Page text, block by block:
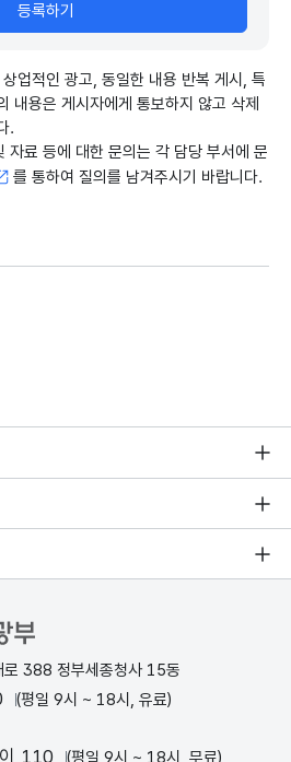
등록하기
업적인 광고, 동일한 내용 반복 게시, 특
내용은 게시자에게 통보하지 않고 삭제
.
자료 등에 대한 문의는 각 담당 부서에 문
를 통하여 질의를 남겨주시기 바랍니다.
388 정부세종청사 15동
(평일 9시 ~ 18시, 유료)
110 (평일 9시 ~ 18시, 무료)